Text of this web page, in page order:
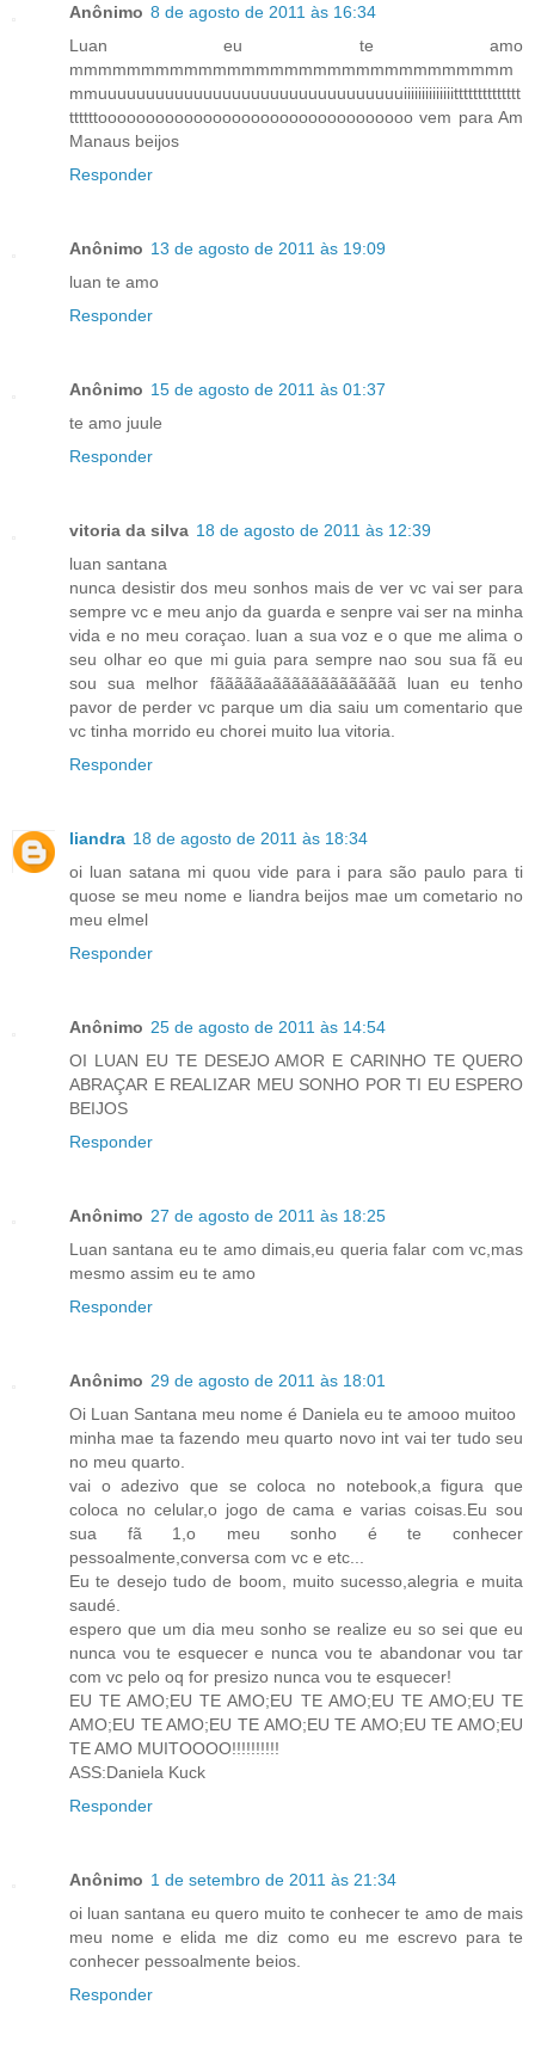
Anônimo 8 de agosto de 2011 às 16:34
Luan eu te amo
mmmmmmmmmmmmmmmmmmmmmmmmmmmmmmm
mmuuuuuuuuuuuuuuuuuuuuuuuuuuuuuuuuiiiiiiiiiiiiiitttttttttttttt
ttttttooooooooooooooooooooooooooooooooo vem para Am
Manaus beijos
Responder
Anônimo 13 de agosto de 2011 às 19:09
luan te amo
Responder
Anônimo 15 de agosto de 2011 às 01:37
te amo juule
Responder
vitoria da silva 18 de agosto de 2011 às 12:39
luan santana
nunca desistir dos meu sonhos mais de ver vc vai ser para
sempre vc e meu anjo da guarda e senpre vai ser na minha
vida e no meu coraçao. luan a sua voz e o que me alima o
seu olhar eo que mi guia para sempre nao sou sua fã eu
sou sua melhor fãããããaããããããããããããã luan eu tenho
pavor de perder vc parque um dia saiu um comentario que
vc tinha morrido eu chorei muito lua vitoria.
Responder
liandra 18 de agosto de 2011 às 18:34
oi luan satana mi quou vide para i para são paulo para ti
quose se meu nome e liandra beijos mae um cometario no
meu elmel
Responder
Anônimo 25 de agosto de 2011 às 14:54
OI LUAN EU TE DESEJO AMOR E CARINHO TE QUERO
ABRAÇAR E REALIZAR MEU SONHO POR TI EU ESPERO
BEIJOS
Responder
Anônimo 27 de agosto de 2011 às 18:25
Luan santana eu te amo dimais,eu queria falar com vc,mas
mesmo assim eu te amo
Responder
Anônimo 29 de agosto de 2011 às 18:01
Oi Luan Santana meu nome é Daniela eu te amooo muitoo
minha mae ta fazendo meu quarto novo int vai ter tudo seu
no meu quarto.
vai o adezivo que se coloca no notebook,a figura que
coloca no celular,o jogo de cama e varias coisas.Eu sou
sua fã 1,o meu sonho é te conhecer
pessoalmente,conversa com vc e etc...
Eu te desejo tudo de boom, muito sucesso,alegria e muita
saudé.
espero que um dia meu sonho se realize eu so sei que eu
nunca vou te esquecer e nunca vou te abandonar vou tar
com vc pelo oq for presizo nunca vou te esquecer!
EU TE AMO;EU TE AMO;EU TE AMO;EU TE AMO;EU TE
AMO;EU TE AMO;EU TE AMO;EU TE AMO;EU TE AMO;EU
TE AMO MUITOOOO!!!!!!!!!!
ASS:Daniela Kuck
Responder
Anônimo 1 de setembro de 2011 às 21:34
oi luan santana eu quero muito te conhecer te amo de mais
meu nome e elida me diz como eu me escrevo para te
conhecer pessoalmente beios.
Responder